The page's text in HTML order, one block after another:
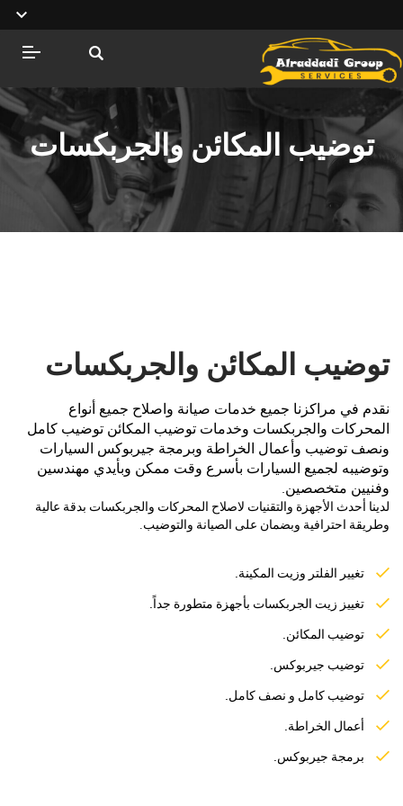
توضيب المكائن والجربكسات
توضيب المكائن والجربكسات
نقدم في مراكزنا جميع خدمات صيانة واصلاح جميع أنواع
المحركات والجربكسات وخدمات توضيب المكائن توضيب كامل
ونصف توضيب وأعمال الخراطة وبرمجة جيربوكس السيارات
وتوضيبه لجميع السيارات بأسرع وقت ممكن وبأيدي مهندسين
وفنيين متخصصين.
لدينا أحدث الأجهزة والتقنيات لاصلاح المحركات والجربكسات بدقة عالية
وطريقة احترافية وبضمان على الصيانة والتوضيب.
تغيير الفلتر وزيت المكينة.
تغييز زيت الجربكسات بأجهزة متطورة جداً.
توضيب المكائن.
توضيب جيربوكس.
توضيب كامل و نصف كامل.
أعمال الخراطة.
برمجة جيربوكس.